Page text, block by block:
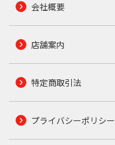
会社概要
店舗案内
特定商取引法
プライバシーポリシー